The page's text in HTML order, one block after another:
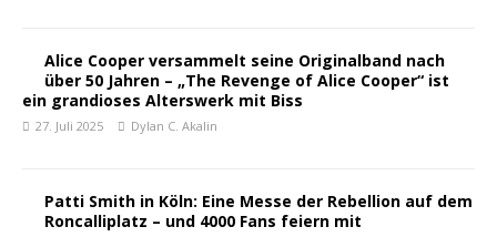
Alice Cooper versammelt seine Originalband nach
über 50 Jahren – „The Revenge of Alice Cooper“ ist
ein grandioses Alterswerk mit Biss
27. Juli 2025 Dylan C. Akalin
Patti Smith in Köln: Eine Messe der Rebellion auf dem
Roncalliplatz – und 4000 Fans feiern mit